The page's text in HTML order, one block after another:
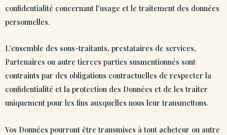
confidentialité concernant l’usage et le traitement des données
personnelles.
L’ensemble des sous-traitants, prestataires de services,
Partenaires ou autre tierces parties susmentionnés sont
contraints par des obligations contractuelles de respecter la
confidentialité et la protection des Données et de les traiter
uniquement pour les fins auxquelles nous leur transmettons.
Vos Données pourront être transmises à tout acheteur ou autre